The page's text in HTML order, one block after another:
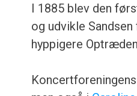
I 1885 blev den
og udvikle
hyppigere